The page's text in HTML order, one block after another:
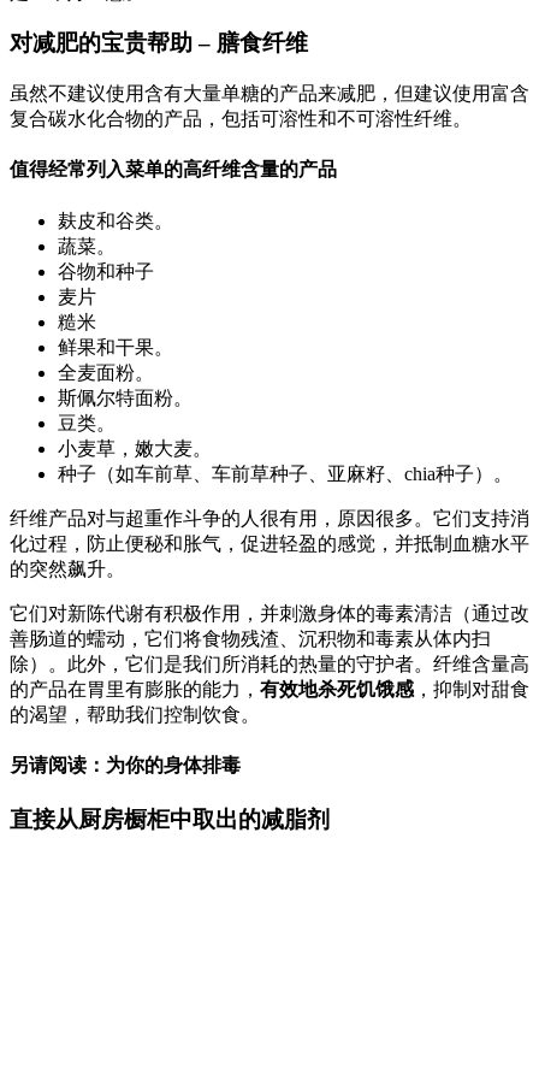
对减肥的宝贵帮助 – 膳食纤维
虽然不建议使用含有大量单糖的产品来减肥，但建议使用富含
复合碳水化合物的产品，包括可溶性和不可溶性纤维。
值得经常列入菜单的高纤维含量的产品
麸皮和谷类。
蔬菜。
谷物和种子
麦片
糙米
鲜果和干果。
全麦面粉。
斯佩尔特面粉。
豆类。
小麦草，嫩大麦。
种子（如车前草、车前草种子、亚麻籽、chia种子）。
纤维产品对与超重作斗争的人很有用，原因很多。它们支持消
化过程，防止便秘和胀气，促进轻盈的感觉，并抵制血糖水平
的突然飙升。
它们对新陈代谢有积极作用，并刺激身体的毒素清洁（通过改
善肠道的蠕动，它们将食物残渣、沉积物和毒素从体内扫
除）。此外，它们是我们所消耗的热量的守护者。纤维含量高
的产品在胃里有膨胀的能力， 有效地杀死饥饿感 ，抑制对甜食
的渴望，帮助我们控制饮食。
另请阅读：为你的身体排毒
直接从厨房橱柜中取出的减脂剂